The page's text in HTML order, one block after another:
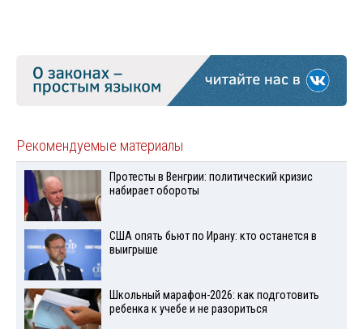
Рекомендуемые материалы
Протесты в Венгрии: политический кризис
набирает обороты
США опять бьют по Ирану: кто останется в
выигрыше
Школьный марафон-2026: как подготовить
ребенка к учебе и не разориться